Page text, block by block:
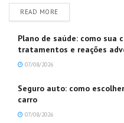
READ MOREDETAILS
Plano de saúde: como sua
tratamentos e reações
07/08/2026
Seguro auto: como
carro
07/08/2026